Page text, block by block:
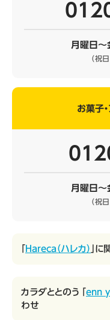
月曜日
（祝
お菓子
月曜日
（祝
Hareca（ハレカ） 」
カラダととのう 「 enn
わせ